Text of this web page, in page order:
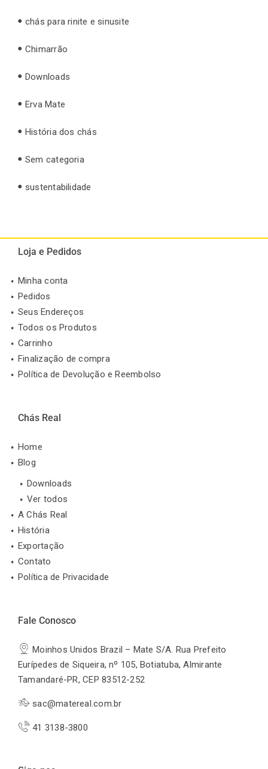
chás para rinite e sinusite
Chimarrão
Downloads
Erva Mate
História dos chás
Sem categoria
sustentabilidade
Loja e Pedidos
Minha conta
Pedidos
Seus Endereços
Todos os Produtos
Carrinho
Finalização de compra
Política de Devolução e Reembolso
Chás Real
Home
Blog
Downloads
Ver todos
A Chás Real
História
Exportação
Contato
Política de Privacidade
Fale Conosco
Moinhos Unidos Brazil – Mate S/A. Rua Prefeito
Eurípedes de Siqueira, nº 105, Botiatuba, Almirante
Tamandaré-PR, CEP 83512-252
sac@matereal.com.br
41 3138-3800